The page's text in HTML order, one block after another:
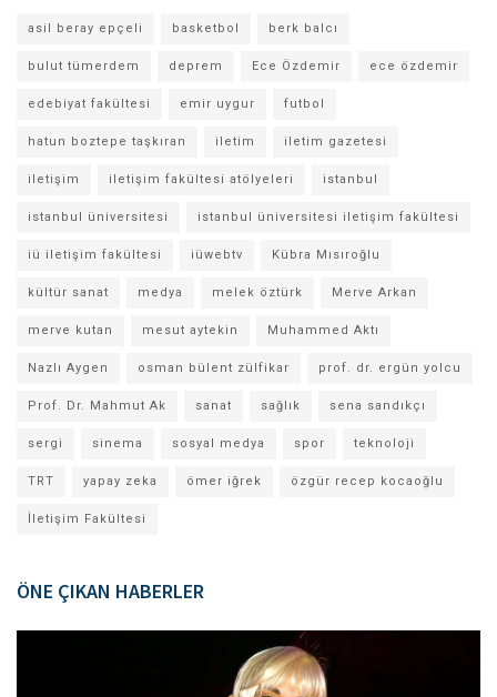
asil beray epçeli basketbol berk balcı
bulut tümerdem deprem Ece Özdemir ece özdemir
edebiyat fakültesi emir uygur futbol
hatun boztepe taşkıran iletim iletim gazetesi
iletişim iletişim fakültesi atölyeleri istanbul
istanbul üniversitesi istanbul üniversitesi iletişim fakültesi
iü iletişim fakültesi iüwebtv Kübra Mısıroğlu
kültür sanat medya melek öztürk Merve Arkan
merve kutan mesut aytekin Muhammed Aktı
Nazlı Aygen osman bülent zülfikar prof. dr. ergün yolcu
Prof. Dr. Mahmut Ak sanat sağlık sena sandıkçı
sergi sinema sosyal medya spor teknoloji
TRT yapay zeka ömer iğrek özgür recep kocaoğlu
İletişim Fakültesi
ÖNE ÇIKAN HABERLER